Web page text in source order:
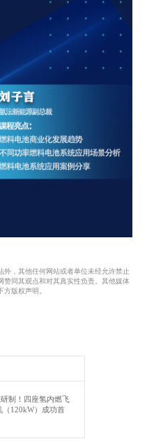
外，其他任何网站或者单位未经允许禁止
同其观点和对其真实性负责。其他媒体
版权声明。
制！四座氢内燃飞
（120kW）成功首